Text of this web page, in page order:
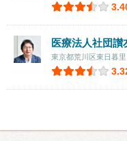
医療法人社団讃
東京都荒川区東日暮里